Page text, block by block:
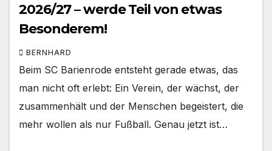
2026/27 – werde Teil von etwas
Besonderem!
BERNHARD
Beim SC Barienrode entsteht gerade etwas, das
man nicht oft erlebt: Ein Verein, der wächst, der
zusammenhält und der Menschen begeistert, die
mehr wollen als nur Fußball. Genau jetzt ist…